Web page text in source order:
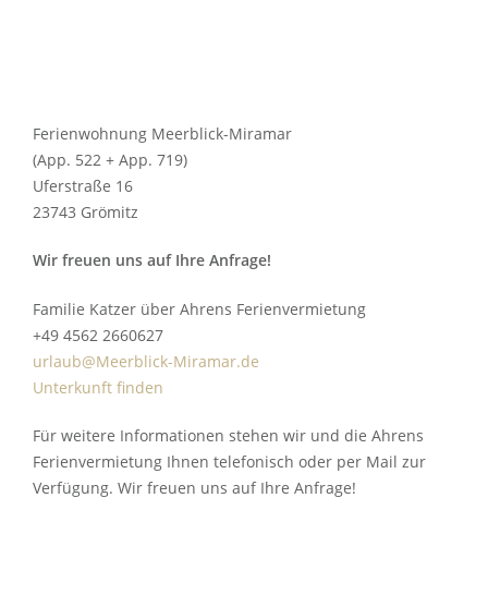
Ferienwohnung Meerblick-Miramar
(App. 522 + App. 719)
Uferstraße 16
23743 Grömitz
Wir freuen uns auf Ihre Anfrage!
Familie Katzer über Ahrens Ferienvermietung
+49 4562 2660627
urlaub@Meerblick-Miramar.de
Unterkunft finden
Für weitere Informationen stehen wir und die Ahrens
Ferienvermietung Ihnen telefonisch oder per Mail zur
Verfügung. Wir freuen uns auf Ihre Anfrage!